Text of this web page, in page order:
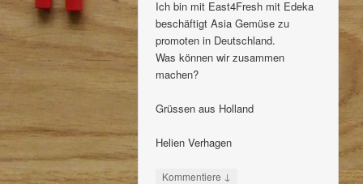
Ich bin mit East4Fresh mit Edeka
beschäftigt Asia Gemüse zu
promoten in Deutschland.
Was können wir zusammen
machen?
Grüssen aus Holland
Helien Verhagen
Kommentiere ↓